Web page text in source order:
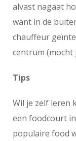
alvast nagaat
want in de
chauffeur
centrum (mocht
Tips
Wil je zelf leren
een foodcourt
populaire food